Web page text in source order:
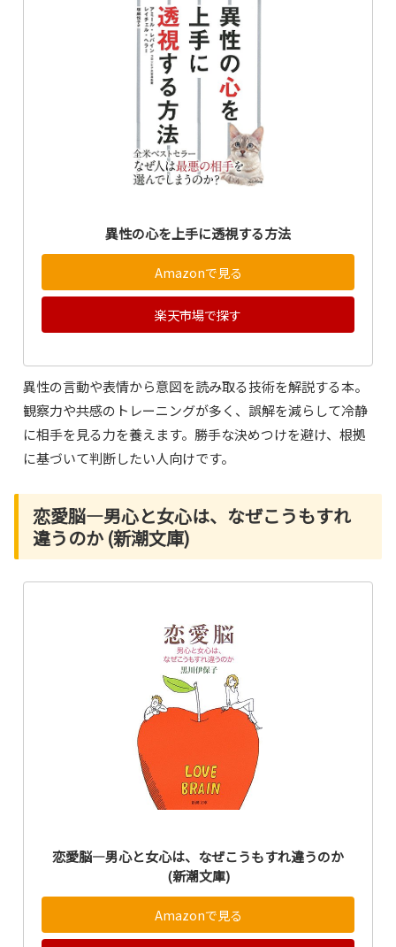
異性の心を上手に透視する方法
Amazonで見る
楽天市場で探す
異性の言動や表情から意図を読み取る技術を解説する本。
観察力や共感のトレーニングが多く、誤解を減らして冷静
に相手を見る力を養えます。勝手な決めつけを避け、根拠
に基づいて判断したい人向けです。
恋愛脳―男心と女心は、なぜこうもすれ
違うのか (新潮文庫)
恋愛脳―男心と女心は、なぜこうもすれ違うのか
(新潮文庫)
Amazonで見る